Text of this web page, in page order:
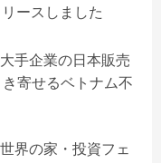
ースしました
手企業の日本販売
寄せるベトナム不
界の家・投資フェ